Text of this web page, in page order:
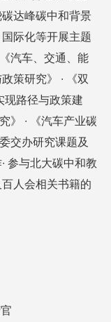
达峰碳中和背景
际化等开展主题
汽车、交通、能
策研究》 ∙ 《双
现路径与政策建
》 ∙ 《汽车产业碳
交办研究课题及
参与北大碳中和教
人会相关书籍的